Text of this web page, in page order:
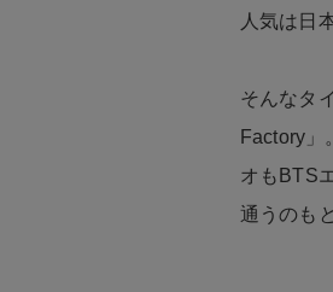
人気は日
そんなタ
Factory」
オもBTS
通うのも